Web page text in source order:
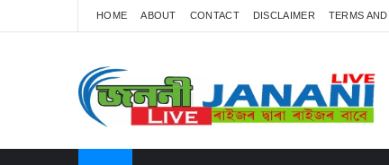
HOME ABOUT CONTACT DISCLAIMER TERMS